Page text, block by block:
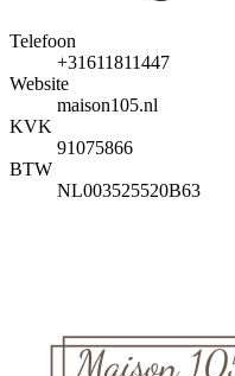
Telefoon
+31611811447
Website
maison105.nl
KVK
91075866
BTW
NL003525520B63